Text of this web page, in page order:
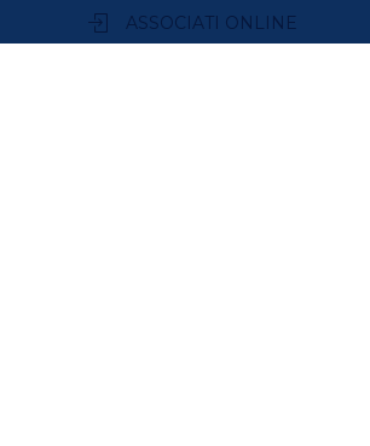
ASSOCIATI ONLINE